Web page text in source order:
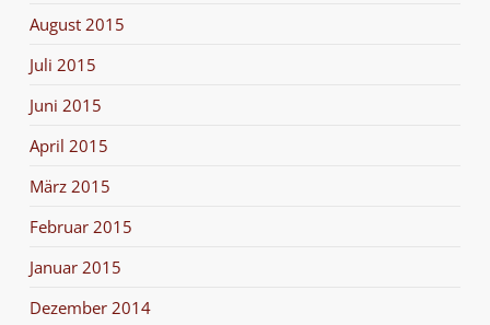
August 2015
Juli 2015
Juni 2015
April 2015
März 2015
Februar 2015
Januar 2015
Dezember 2014